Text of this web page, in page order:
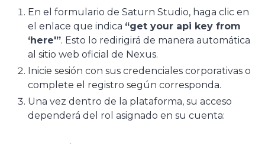
En el formulario de Saturn Studio, haga clic en
el enlace que indica “get your api key from
‘here'”. Esto lo redirigirá de manera automática
al sitio web oficial de Nexus.
Inicie sesión con sus credenciales corporativas o
complete el registro según corresponda.
Una vez dentro de la plataforma, su acceso
dependerá del rol asignado en su cuenta: